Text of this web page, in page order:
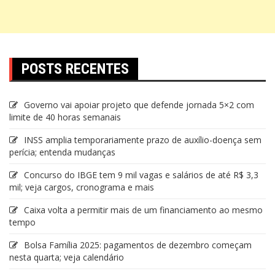
POSTS RECENTES
Governo vai apoiar projeto que defende jornada 5×2 com
limite de 40 horas semanais
INSS amplia temporariamente prazo de auxílio-doença sem
perícia; entenda mudanças
Concurso do IBGE tem 9 mil vagas e salários de até R$ 3,3
mil; veja cargos, cronograma e mais
Caixa volta a permitir mais de um financiamento ao mesmo
tempo
Bolsa Família 2025: pagamentos de dezembro começam
nesta quarta; veja calendário